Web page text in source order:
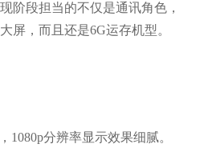
阶段担当的不仅是通讯角色，
屏，而且还是6G运存机型。
分辨率显示效果细腻。